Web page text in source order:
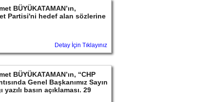
BÜYÜKATAMAN’ın,
Partisi'ni hedef alan sözlerine
Detay İçin Tıklayınız
BÜYÜKATAMAN’ın, “CHP
Genel Başkanımız Sayın
basın açıklaması. 29